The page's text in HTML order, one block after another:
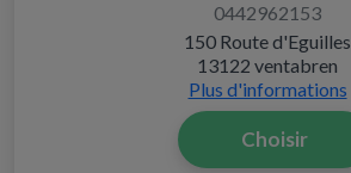
0442962153
150 Route d'Eguilles
13122 ventabren
Plus d'informations
Choisir